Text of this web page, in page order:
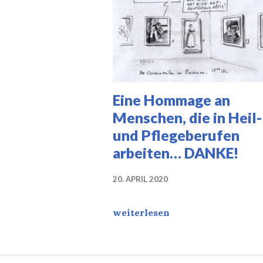
Eine Hommage an
Menschen, die in Heil-
und Pflegeberufen
arbeiten… DANKE!
20. APRIL 2020
Eine Hommage an Menschen,
weiterlesen